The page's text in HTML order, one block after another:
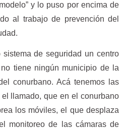
y lo puso por encima de
al trabajo de prevención del
sistema de seguridad un centro
tiene ningún municipio de la
conurbano. Acá tenemos las
llamado, que en el conurbano
los móviles, el que desplaza
monitoreo de las cámaras de